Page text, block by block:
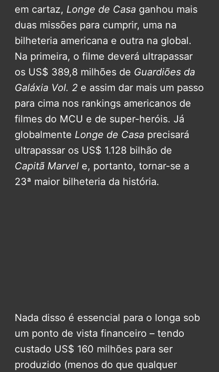
em cartaz, Longe de Casa ganhou mais
duas missões para cumprir, uma na
bilheteria americana e outra na global.
Na primeira, o filme deverá ultrapassar
os US$ 389,8 milhões de Guardiões da
Galáxia Vol. 2 e assim dar mais um passo
para cima nos rankings americanos de
filmes do MCU e de super-heróis. Já
globalmente Longe de Casa precisará
ultrapassar os US$ 1.128 bilhão de
Capitã Marvel e, portanto, tornar-se a
23ª maior bilheteria da história.
Nada disso é essencial para o longa sob
um ponto de vista financeiro – tendo
custado US$ 160 milhões para ser
produzido (menos do que qualquer